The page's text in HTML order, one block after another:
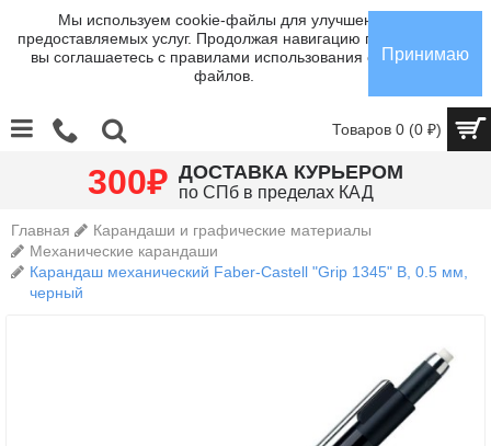
Мы используем cookie-файлы для улучшения
предоставляемых услуг. Продолжая навигацию по сайту,
вы соглашаетесь с правилами использования cookie-
файлов.
Принимаю
Товаров 0 (0 ₽)
300₽ ДОСТАВКА КУРЬЕРОМ
по СПб в пределах КАД
Главная
Карандаши и графические материалы
Механические карандаши
Карандаш механический Faber-Castell "Grip 1345" B, 0.5 мм,
черный